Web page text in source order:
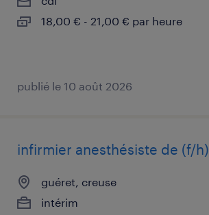
18,00 € - 21,00 € par heure
publié le 10 août 2026
infirmier anesthésiste de (f/h)
guéret, creuse
intérim